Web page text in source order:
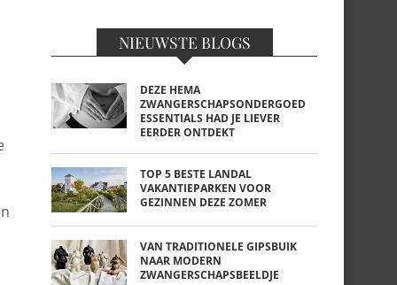
NIEUWSTE BLOGS
DEZE HEMA
ZWANGERSCHAPSONDERGOED
ESSENTIALS HAD JE LIEVER
EERDER ONTDEKT
TOP 5 BESTE LANDAL
VAKANTIEPARKEN VOOR
GEZINNEN DEZE ZOMER
VAN TRADITIONELE GIPSBUIK
NAAR MODERN
ZWANGERSCHAPSBEELDJE